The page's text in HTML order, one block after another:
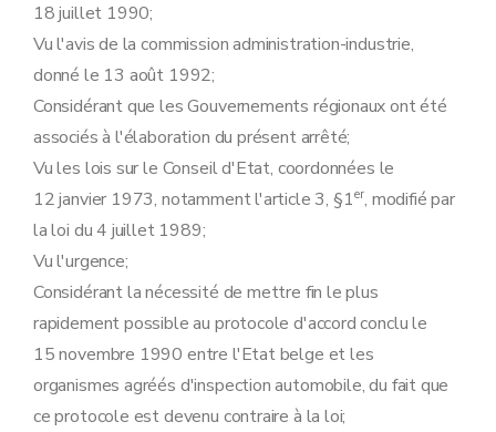
Art. 31
Art. 32
Art. 33
Art. 34
Art. 35
Art. 36
Art. 37
Art. 38
Annexe 1
Annexe 2
Annexe 3
Annexe 4
Annexe 5
Annexe 6
18 juillet 1990;
Vu l'avis de la commission administration-industrie,
donné le 13 août 1992;
Considérant que les Gouvernements régionaux ont été
associés à l'élaboration du présent arrêté;
Vu les lois sur le Conseil d'Etat, coordonnées le
12 janvier 1973, notamment l'article 3, §1er, modifié par
la loi du 4 juillet 1989;
Vu l'urgence;
Considérant la nécessité de mettre fin le plus
rapidement possible au protocole d'accord conclu le
15 novembre 1990 entre l'Etat belge et les
organismes agréés d'inspection automobile, du fait que
ce protocole est devenu contraire à la loi;